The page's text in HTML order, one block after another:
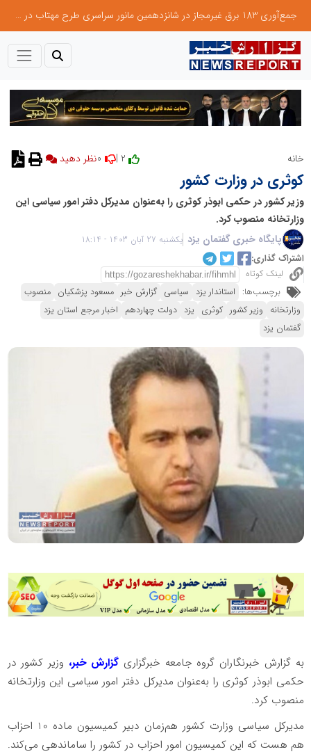
جمع‌آوری 183 برق غیرمجاز در شانزدهمین مانور سراسری طرح مهتاب در استان تهران
خانه نظر دهید
کوثری در وزارت کشور
وزیر کشور در حکمی ابوذر کوثری را به‌عنوان مدیرکل دفتر امور سیاسی این
وزارتخانه منصوب کرد.
پایگاه خبری گفتمان یزد یکشنبه 27 آبان 1403 - 18:14
اشتراک گذاری:
لینک کوتاه
برچسب‌ها: استاندار یزد سیاسی گزارش خبر مسعود پزشکیان منصوب
وزارتخانه وزیر کشور کوثری یزد دولت چهاردهم اخبار مرجع استان یزد
گفتمان یزد
به گزارش خبرنگاران گروه جامعه خبرگزاری گزارش خبر، وزیر کشور در
حکمی ابوذر کوثری را به‌عنوان مدیرکل دفتر امور سیاسی این وزارتخانه
منصوب کرد.
مدیرکل سیاسی وزارت کشور هم‌زمان دبیر کمیسیون ماده 10 احزاب
هم هست که این کمیسیون امور احزاب در کشور را ساماندهی می‌کند.